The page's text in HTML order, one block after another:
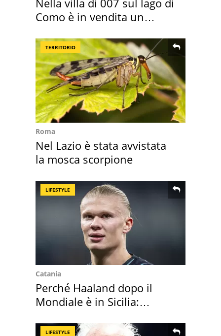
Como è in vendita un
TERRITORIO
Roma
Nel Lazio è stata avvistata
la mosca scorpione
LIFESTYLE
Catania
Perché Haaland dopo il
Mondiale è in Sicilia:
LIFESTYLE